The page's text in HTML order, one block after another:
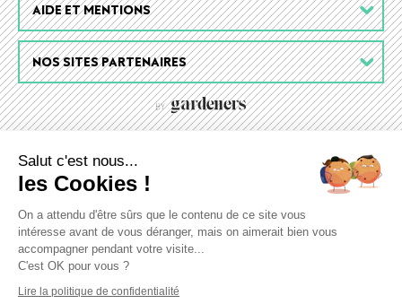
AIDE ET MENTIONS
NOS SITES PARTENAIRES
Salut c'est nous...
les Cookies !
On a attendu d'être sûrs que le contenu de ce site vous
intéresse avant de vous déranger, mais on aimerait bien vous
accompagner pendant votre visite...
C'est OK pour vous ?
Lire la politique de confidentialité